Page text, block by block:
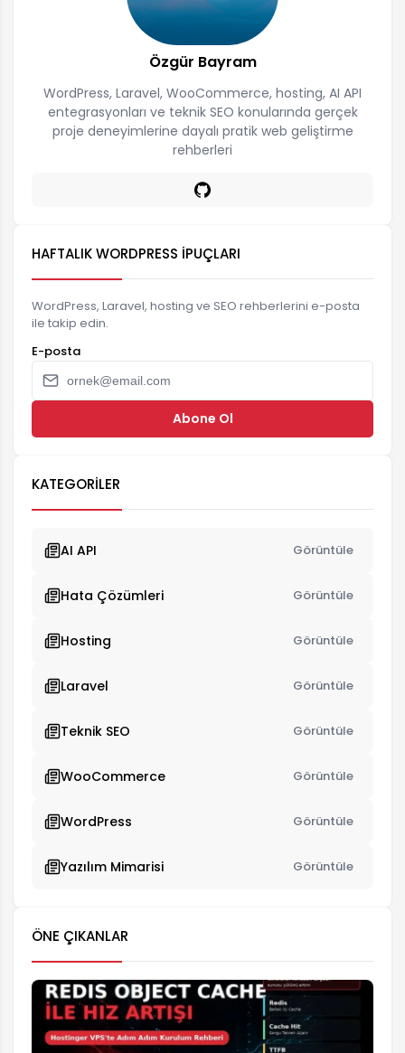
Özgür Bayram
WordPress, Laravel, WooCommerce, hosting, AI API
entegrasyonları ve teknik SEO konularında gerçek
proje deneyimlerine dayalı pratik web geliştirme
rehberleri
HAFTALIK WORDPRESS İPUÇLARI
WordPress, Laravel, hosting ve SEO rehberlerini e-posta
ile takip edin.
E-posta
Abone Ol
KATEGORILER
AI API Görüntüle
Hata Çözümleri Görüntüle
Hosting Görüntüle
Laravel Görüntüle
Teknik SEO Görüntüle
WooCommerce Görüntüle
WordPress Görüntüle
Yazılım Mimarisi Görüntüle
ÖNE ÇIKANLAR